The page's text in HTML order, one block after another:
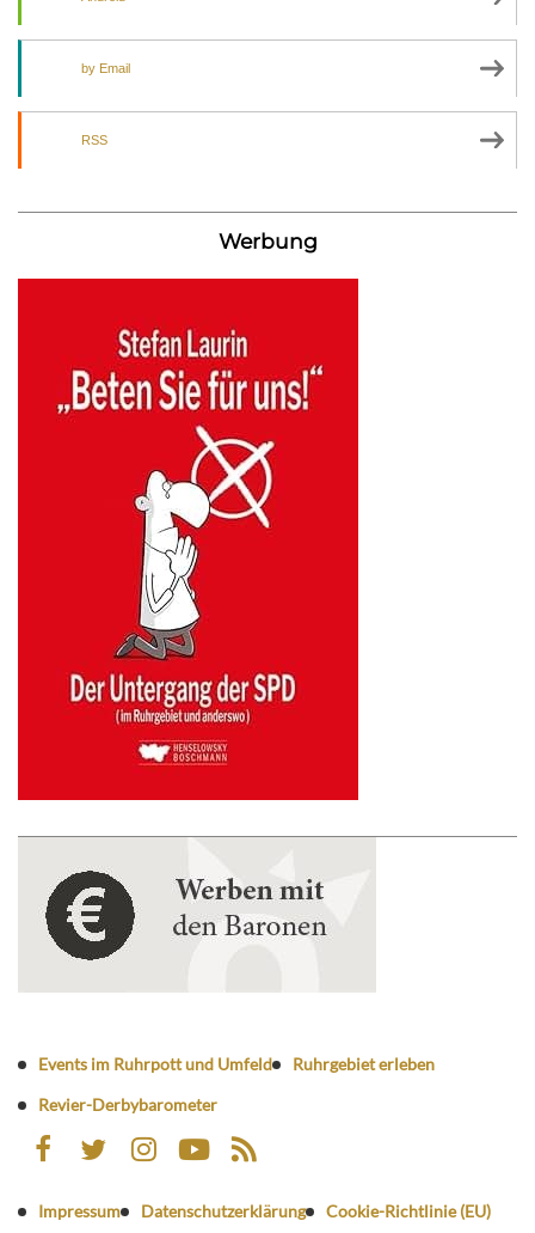
by Email
RSS
Werbung
Events im Ruhrpott und Umfeld
Ruhrgebiet erleben
Revier-Derbybarometer
Impressum Datenschutzerklärung Cookie-Richtlinie (EU)